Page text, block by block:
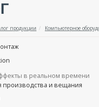
продукции Компьютерное
в реальном времени
производства и вещания